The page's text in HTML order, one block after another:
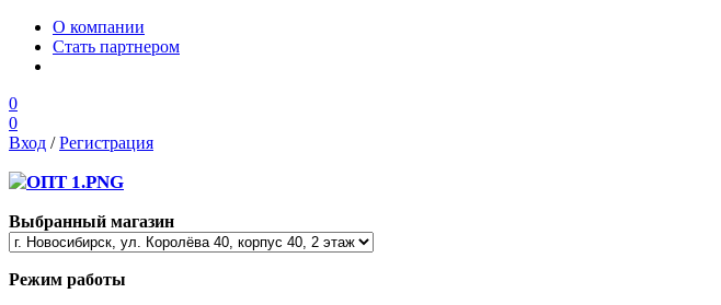
О компании
Стать партнером
0
0
Вход /Регистрация
Выбранный магазин
Режим работы